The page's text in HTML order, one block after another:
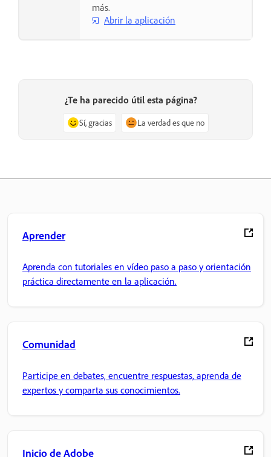
más.
Abrir la aplicación
¿Te ha parecido útil esta página?
Sí, gracias La verdad es que no
Aprender
Aprenda con tutoriales en vídeo paso a paso y orientación
práctica directamente en la aplicación.
Comunidad
Participe en debates, encuentre respuestas, aprenda de
expertos y comparta sus conocimientos.
Inicio de Adobe